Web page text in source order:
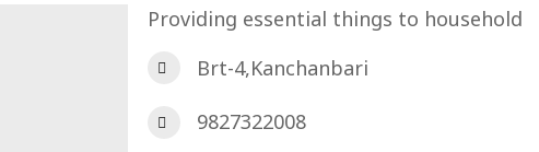
डिरेक्टरी Pawan Devi Traders
Providing essential things to household
Brt-4,Kanchanbari
9827322008